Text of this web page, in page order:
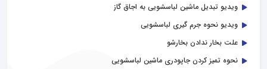
ویدیو تبدیل ماشین لباسشویی به اجاق گاز
ویدیو نحوه جرم گیری لباسشویی
علت بخار ندادن بخارشو
نحوه تمیز کردن جاپودری ماشین لباسشویی